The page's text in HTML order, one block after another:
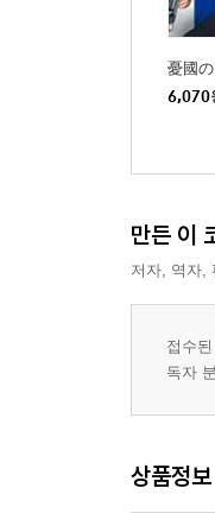
憂國
6,070
만든 이
저자, 역자,
접수
독자
상품정